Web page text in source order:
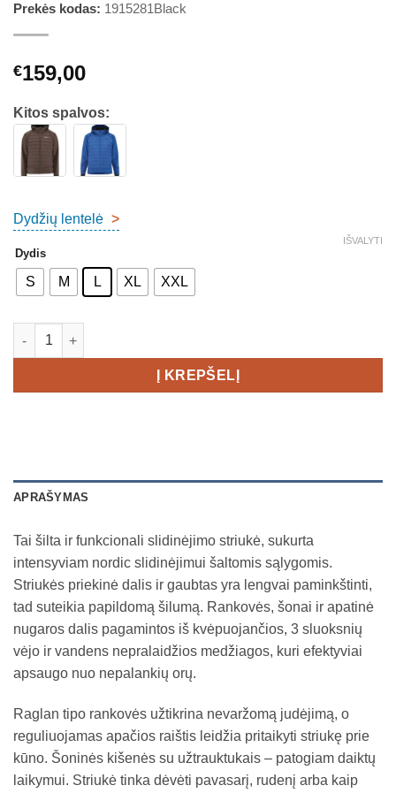
Prekės kodas: 1915281Black
€159,00
Kitos spalvos:
Dydžių lentelė >
Dydis
S M L XL XXL
IŠVALYTI
produkto kiekis: Craft Adv Pursuit Thermal Jacket Men's
Į KREPŠELĮ
APRAŠYMAS
Tai šilta ir funkcionali slidinėjimo striukė, sukurta
intensyviam nordic slidinėjimui šaltomis sąlygomis.
Striukės priekinė dalis ir gaubtas yra lengvai paminkštinti,
tad suteikia papildomą šilumą. Rankovės, šonai ir apatinė
nugaros dalis pagamintos iš kvėpuojančios, 3 sluoksnių
vėjo ir vandens nepralaidžios medžiagos, kuri efektyviai
apsaugo nuo nepalankių orų.
Raglan tipo rankovės užtikrina nevaržomą judėjimą, o
reguliuojamas apačios raištis leidžia pritaikyti striukę prie
kūno. Šoninės kišenės su užtrauktukais – patogiam daiktų
laikymui. Striukė tinka dėvėti pavasarį, rudenį arba kaip